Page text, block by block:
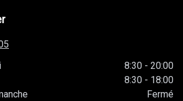
8:30 - 20:00
8:30 - 18:00
Fermé